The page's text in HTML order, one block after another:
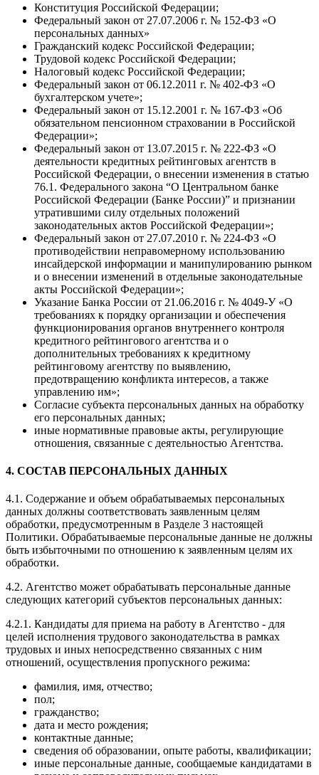
Конституция Российской Федерации;
Федеральный закон от 27.07.2006 г. № 152-ФЗ «О
персональных данных»
Гражданский кодекс Российской Федерации;
Трудовой кодекс Российской Федерации;
Налоговый кодекс Российской Федерации;
Федеральный закон от 06.12.2011 г. № 402-ФЗ «О
бухгалтерском учете»;
Федеральный закон от 15.12.2001 г. № 167-ФЗ «Об
обязательном пенсионном страховании в Российской
Федерации»;
Федеральный закон от 13.07.2015 г. № 222-ФЗ «О
деятельности кредитных рейтинговых агентств в
Российской Федерации, о внесении изменения в статью
76.1. Федерального закона “О Центральном банке
Российской Федерации (Банке России)” и признании
утратившими силу отдельных положений
законодательных актов Российской Федерации»;
Федеральный закон от 27.07.2010 г. № 224-ФЗ «О
противодействии неправомерному использованию
инсайдерской информации и манипулированию рынком
и о внесении изменений в отдельные законодательные
акты Российской Федерации»;
Указание Банка России от 21.06.2016 г. № 4049-У «О
требованиях к порядку организации и обеспечения
функционирования органов внутреннего контроля
кредитного рейтингового агентства и о
дополнительных требованиях к кредитному
рейтинговому агентству по выявлению,
предотвращению конфликта интересов, а также
управлению им»;
Согласие субъекта персональных данных на обработку
его персональных данных;
иные нормативные правовые акты, регулирующие
отношения, связанные с деятельностью Агентства.
4. СОСТАВ ПЕРСОНАЛЬНЫХ ДАННЫХ
4.1. Содержание и объем обрабатываемых персональных
данных должны соответствовать заявленным целям
обработки, предусмотренным в Разделе 3 настоящей
Политики. Обрабатываемые персональные данные не должны
быть избыточными по отношению к заявленным целям их
обработки.
4.2. Агентство может обрабатывать персональные данные
следующих категорий субъектов персональных данных:
4.2.1. Кандидаты для приема на работу в Агентство - для
целей исполнения трудового законодательства в рамках
трудовых и иных непосредственно связанных с ним
отношений, осуществления пропускного режима:
фамилия, имя, отчество;
пол;
гражданство;
дата и место рождения;
контактные данные;
сведения об образовании, опыте работы, квалификации;
иные персональные данные, сообщаемые кандидатами в